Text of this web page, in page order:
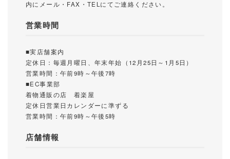
内にメール・FAX・TELにてご連絡ください。
営業時間
■実店舗案内
定休日：毎週月曜日、年末年始（12月25日～1月5日）
営業時間：午前9時～午後7時
■EC事業部
着物通販の店 着楽屋
定休日営業日カレンダーに準ずる
営業時間：午前9時～午後5時
店舗情報